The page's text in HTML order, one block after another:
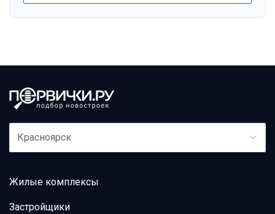
Красноярск
Жилые комплексы
Застройщики